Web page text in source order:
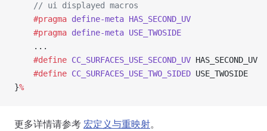
    // ui displayed macros
    #pragma
define-meta HAS_SECOND_UV
    #pragma
define-meta USE_TWOSIDE
    ...
    #define
CC_SURFACES_USE_SECOND_UV HAS_SECOND_UV
    #define
CC_SURFACES_USE_TWO_SIDED USE_TWOSIDE
}%
更多详情请参考 宏定义与重映射。